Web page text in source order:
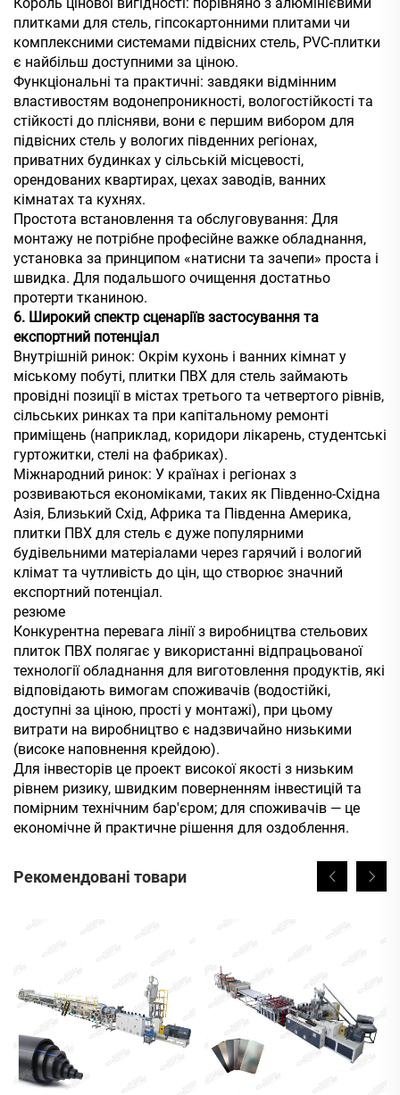
плитками для стель, гіпсокартонними плитами чи
комплексними системами підвісних стель, PVC-плитки
є найбільш доступними за ціною.
Функціональні та практичні: завдяки відмінним
властивостям водонепроникності, вологостійкості та
стійкості до плісняви, вони є першим вибором для
підвісних стель у вологих південних регіонах,
приватних будинках у сільській місцевості,
орендованих квартирах, цехах заводів, ванних
кімнатах та кухнях.
Простота встановлення та обслуговування: Для
монтажу не потрібне професійне важке обладнання,
установка за принципом «натисни та зачепи» проста і
швидка. Для подальшого очищення достатньо
протерти тканиною.
6. Широкий спектр сценаріїв застосування та
експортний потенціал
Внутрішній ринок: Окрім кухонь і ванних кімнат у
міському побуті, плитки ПВХ для стель займають
провідні позиції в містах третього та четвертого рівнів,
сільських ринках та при капітальному ремонті
приміщень (наприклад, коридори лікарень, студентські
гуртожитки, стелі на фабриках).
Міжнародний ринок: У країнах і регіонах з
розвиваються економіками, таких як Південно-Східна
Азія, Близький Схід, Африка та Південна Америка,
плитки ПВХ для стель є дуже популярними
будівельними матеріалами через гарячий і вологий
клімат та чутливість до цін, що створює значний
експортний потенціал.
резюме
Конкурентна перевага лінії з виробництва стельових
плиток ПВХ полягає у використанні відпрацьованої
технології обладнання для виготовлення продуктів, які
відповідають вимогам споживачів (водостійкі,
доступні за ціною, прості у монтажі), при цьому
витрати на виробництво є надзвичайно низькими
(високе наповнення крейдою).
Для інвесторів це проект високої якості з низьким
рівнем ризику, швидким поверненням інвестицій та
помірним технічним бар'єром; для споживачів — це
економічне й практичне рішення для оздоблення.
Рекомендовані товари